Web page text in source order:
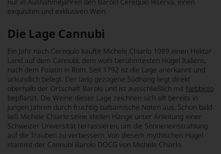
exquisiten und exklusiven Wein.
Die Lage Cannubi
Ein Jahr nach Cerequio kaufte Michele Chiarlo 1989 einen Hektar
Land auf dem Cannubi, dem wohl berühmtesten Hügel Italiens,
nach dem Palatin in Rom. Seit 1792 ist die Lage anerkannt und
urkundlich belegt. Der lang gezogene Südhang liegt direkt
oberhalb der Ortschaft Barolo und ist ausschließlich mit Nebbiolo
bepflanzt. Die Weine dieser Lage zeichnen sich oft bereits in
jungen Jahren durch fruchtig-balsamische Noten aus. Schon bald
ließ Michele Chiarlo seine steilen Hänge unter Anleitung einer
Schweizer Universität terrassieren, um die Sonneneinstrahlung
auf die Trauben zu verbessern. Von diesem mythischen Hügel
stammt der Cannubi Barolo DOCG von Michele Chiarlo.